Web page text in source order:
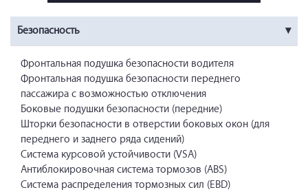
Безопасность
Фронтальная подушка безопасности водителя
Фронтальная подушка безопасности переднего
пассажира c возможностью отключения
Боковые подушки безопасности (передние)
Шторки безопасности в отверстии боковых окон (для
переднего и заднего ряда сидений)
Система курсовой устойчивости (VSA)
Антиблокировочная система тормозов (ABS)
Система распределения тормозных сил (EBD)